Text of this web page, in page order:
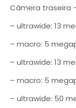
Câmera traseira
– ultrawide: 13
– macro: 5
– ultrawide: 13
– macro: 5
– ultrawide: 50